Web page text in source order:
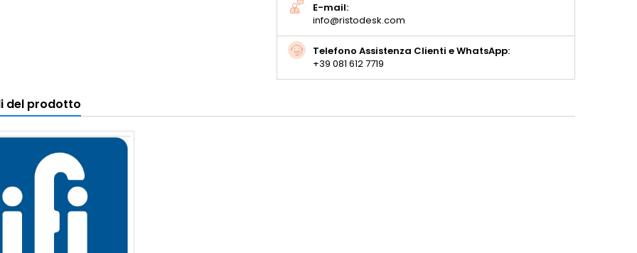
E-mail:
info@ristodesk.com
Telefono Assistenza Clienti e WhatsApp:
+39 081 612 7719
del prodotto